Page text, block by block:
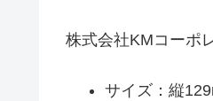
株式会社KMコーポ
サイズ：縦